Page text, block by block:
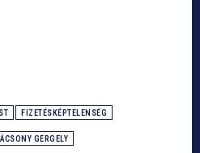
FIZETÉSKÉPTELENSÉG
GERGELY